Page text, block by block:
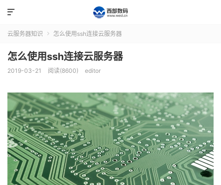

云服务器知识  怎么使用ssh连接云服务器
怎么使用ssh连接云服务器
2019-03-21 阅读(8600) editor